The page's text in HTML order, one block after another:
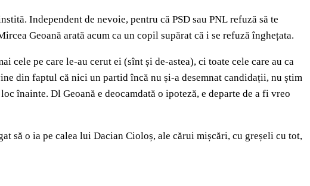
Independent de nevoie, pentru că PSD sau PNL refuză să te
Geoană arată acum ca un copil supărat că i se refuză înghețata.
cele pe care le-au cerut ei (sînt și de-astea), ci toate cele care au ca
din faptul că nici un partid încă nu și-a desemnat candidații, nu știm
înainte. Dl Geoană e deocamdată o ipoteză, e departe de a fi vreo
să o ia pe calea lui Dacian Cioloș, ale cărui mișcări, cu greșeli cu tot,